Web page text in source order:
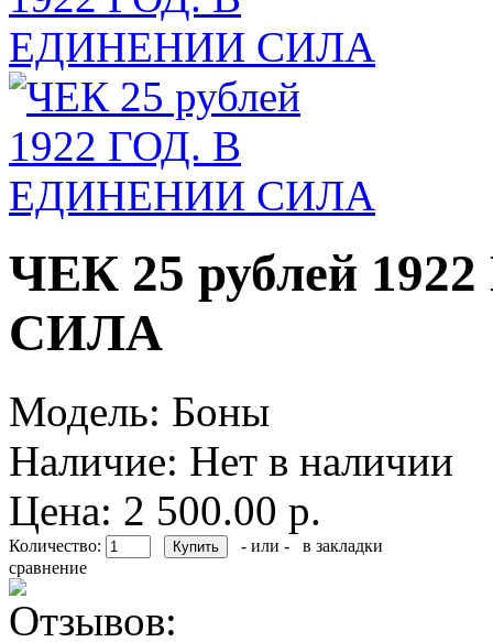
ЧЕК 25 рублей
СИЛА
Модель: Боны
Наличие: Нет в наличии
Цена: 2 500.00 р.
Количество: - или -
в закладки
сравнение